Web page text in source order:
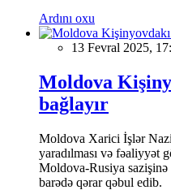
Ardını oxu
13 Fevral 2025,
Moldova
bağlayır
Moldova Xarici İşlər
yaradılması və fəaliyyət
Moldova-Rusiya
barədə qərar qəbul edib.